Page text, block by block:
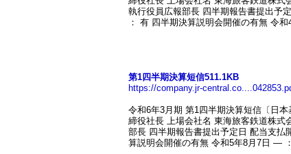
執行役員広報部長 四半期報告書提出予
： 有 四半期決算説明会開催の有無 令
第1四半期決算短信511.1KB
https://company.jr-
令和6年3月期 第1四半期決算短信〔日
締役社長 上場会社名 東海旅客鉄道株式
部長 四半期報告書提出予定日 配当支払
算説明会開催の有無 令和5年8月7日 ―